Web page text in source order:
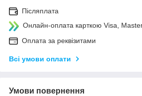
Післяплата
Онлайн-оплата карткою Visa,
Оплата за реквізитами
Всі умови оплати
Умови повернення